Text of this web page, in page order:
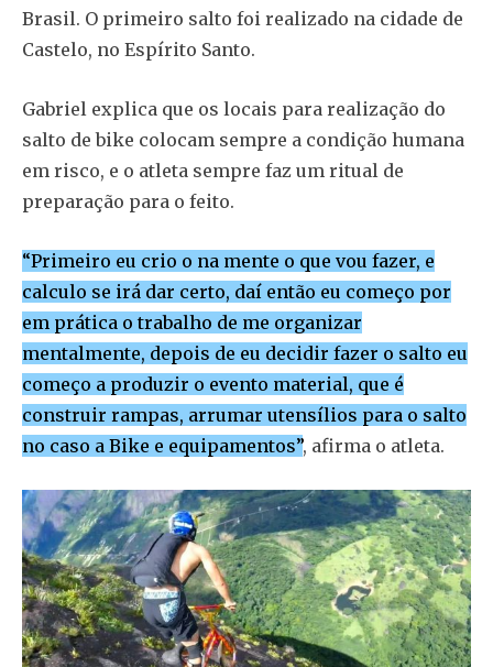
Brasil. O primeiro salto foi realizado na cidade de
Castelo, no Espírito Santo.
Gabriel explica que os locais para realização do
salto de bike colocam sempre a condição humana
em risco, e o atleta sempre faz um ritual de
preparação para o feito.
“Primeiro eu crio o na mente o que vou fazer, e
calculo se irá dar certo, daí então eu começo por
em prática o trabalho de me organizar
mentalmente, depois de eu decidir fazer o salto eu
começo a produzir o evento material, que é
construir rampas, arrumar utensílios para o salto
no caso a Bike e equipamentos”, afirma o atleta.